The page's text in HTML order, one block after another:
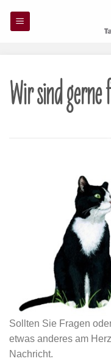
Wir sind gerne
Sollten Sie Fragen
etwas anderes am
Nachricht.